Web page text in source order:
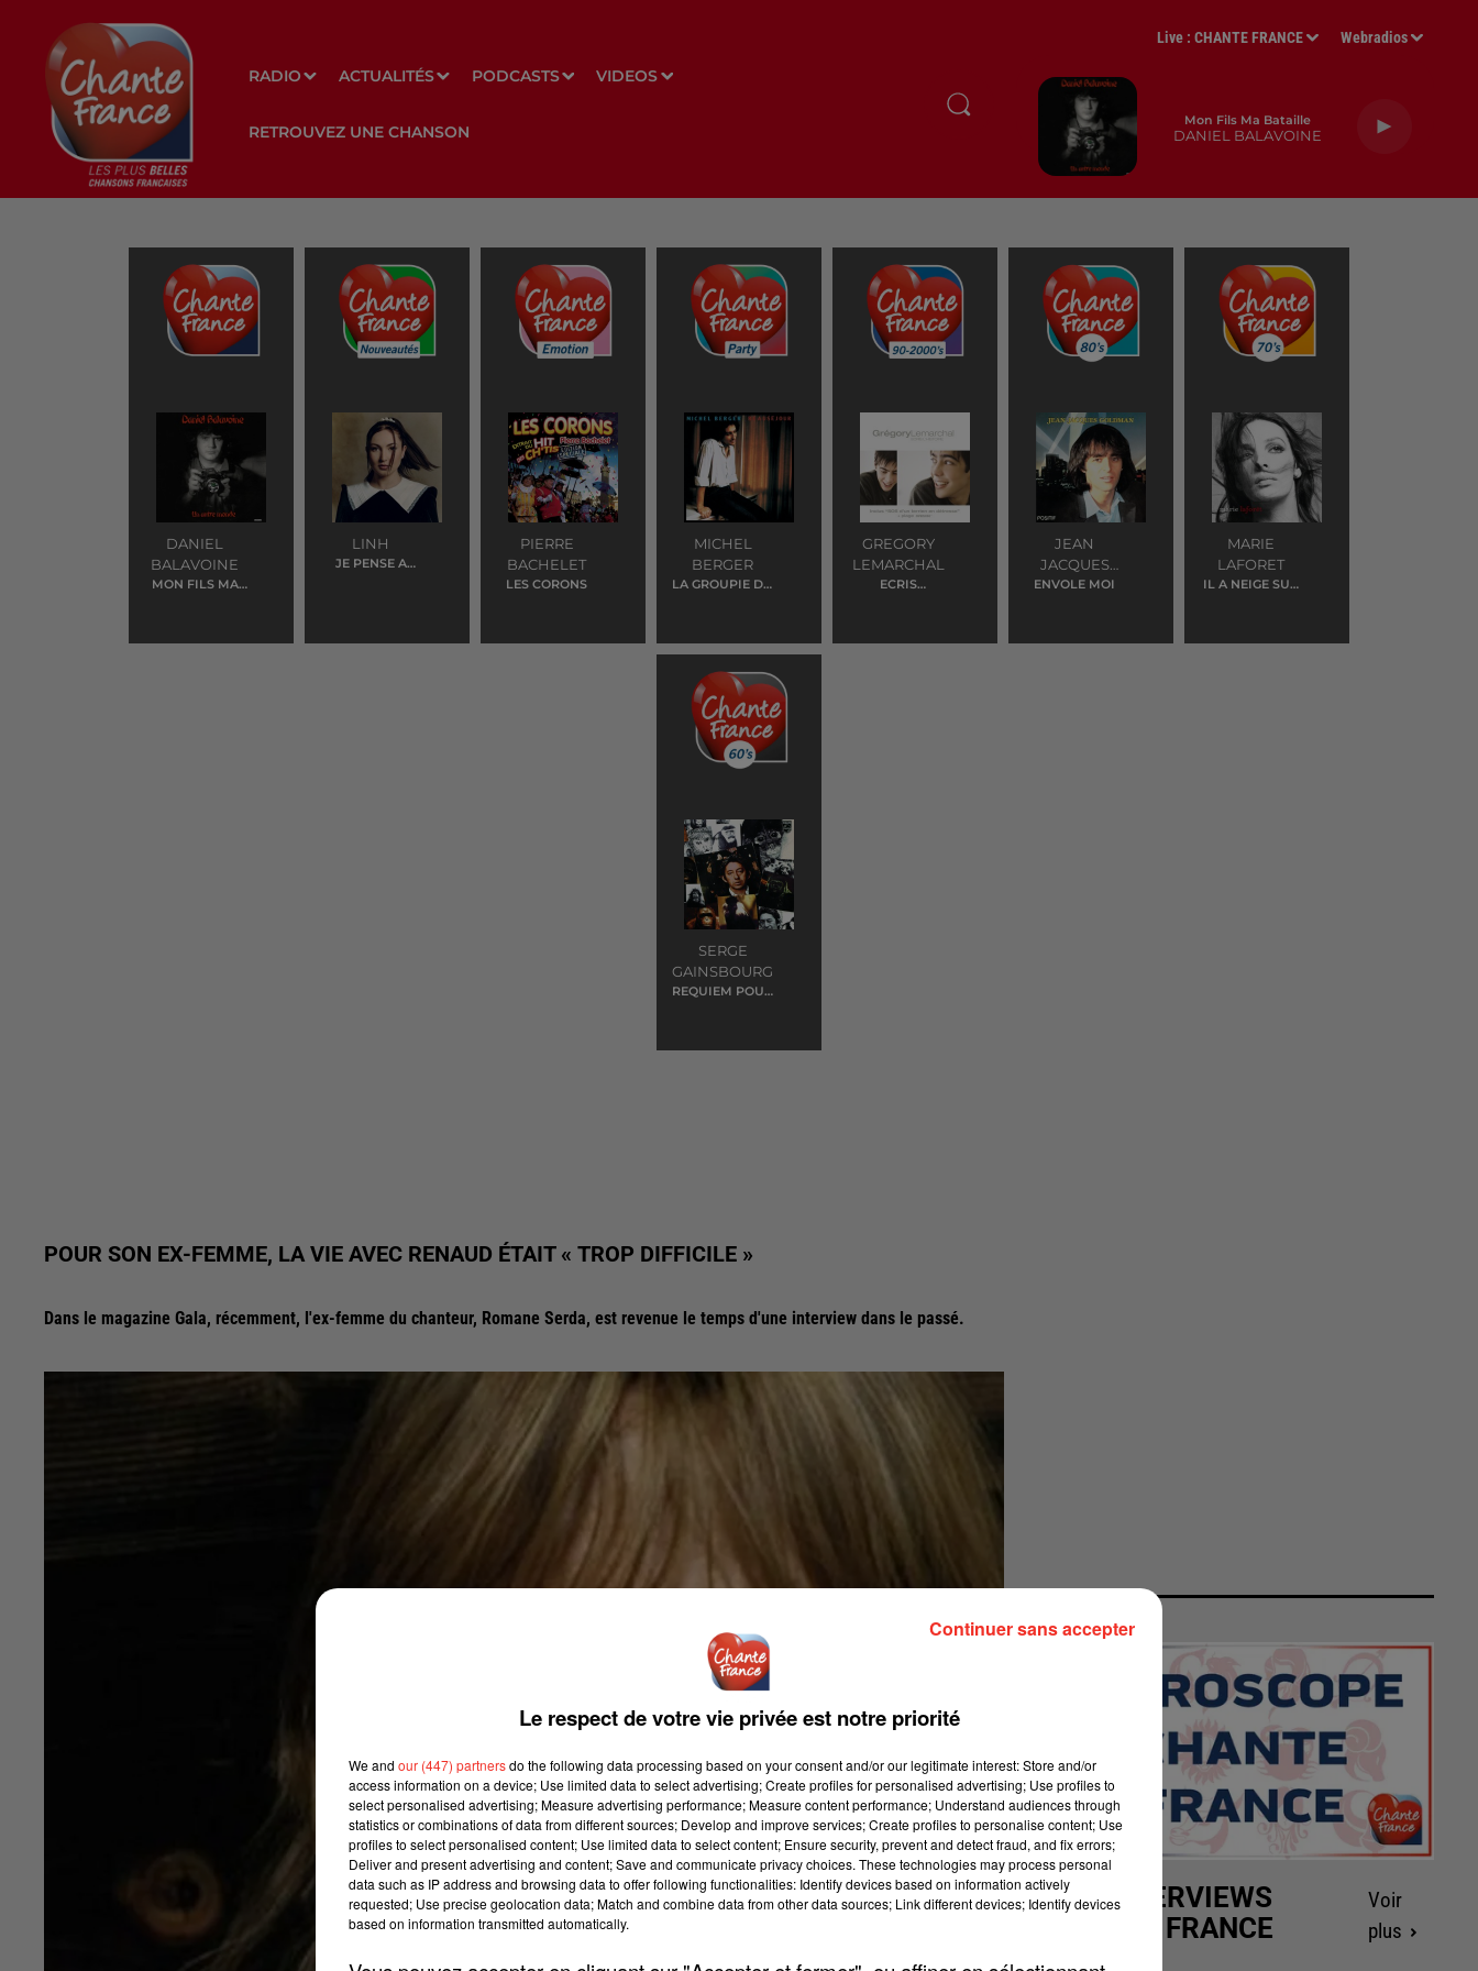
RADIO ACTUALITÉS PODCASTS VIDEOS
RETROUVEZ UNE CHANSON
Live :CHANTE FRANCE Webradios
Mon Fils Ma Bataille
DANIEL BALAVOINE
DANIEL
BALAVOINE
MON FILS MA
LINH
JE PENSE A
PIERRE
BACHELET
LES CORONS
MICHEL
BERGER
LA GROUPIE DU
GREGORY
LEMARCHAL
ECRIS
JEAN
JACQUES
GOLDMAN
ENVOLE MOI
MARIE
LAFORET
IL A NEIGE SUR
SERGE
GAINSBOURG
REQUIEM POUR
POUR SON EX-FEMME, LA VIE AVEC RENAUD ÉTAIT « TROP DIFFICILE »
Dans le magazine Gala, récemment, l'ex-femme du chanteur, Romane Serda, est revenue le temps d'une interview dans le passé.
LES INTERVIEWS
CHANTE FRANCE
Voir
plus
Le respect de votre vie privée est notre priorité
We and our (447) partnersdo the following data processing based on your consent and/or our legitimate interest: Store and/or
access information on a device; Use limited data to select advertising; Create profiles for personalised advertising; Use profiles to
select personalised advertising; Measure advertising performance; Measure content performance; Understand audiences through
statistics or combinations of data from different sources; Develop and improve services; Create profiles to personalise content; Use
profiles to select personalised content; Use limited data to select content; Ensure security, prevent and detect fraud, and fix errors;
Deliver and present advertising and content; Save and communicate privacy choices. These technologies may process personal
data such as IP address and browsing data to offer following functionalities: Identify devices based on information actively
requested; Use precise geolocation data; Match and combine data from other data sources; Link different devices; Identify devices
based on information transmitted automatically.
Continuer sans accepter